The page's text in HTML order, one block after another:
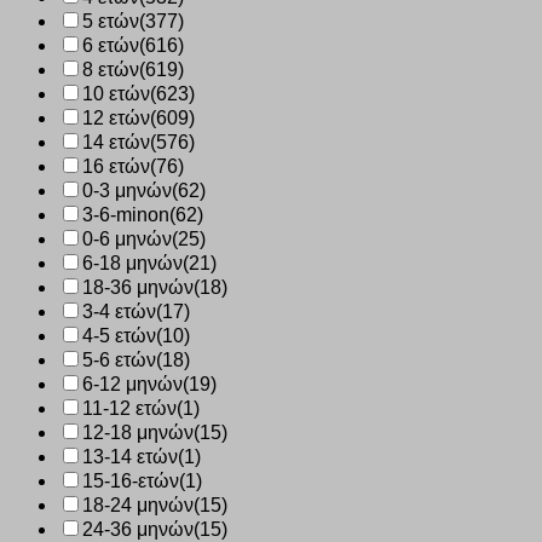
5 ετών(377)
6 ετών(616)
8 ετών(619)
10 ετών(623)
12 ετών(609)
14 ετών(576)
16 ετών(76)
0-3 μηνών(62)
3-6-minon(62)
0-6 μηνών(25)
6-18 μηνών(21)
18-36 μηνών(18)
3-4 ετών(17)
4-5 ετών(10)
5-6 ετών(18)
6-12 μηνών(19)
11-12 ετών(1)
12-18 μηνών(15)
13-14 ετών(1)
15-16-ετών(1)
18-24 μηνών(15)
24-36 μηνών(15)